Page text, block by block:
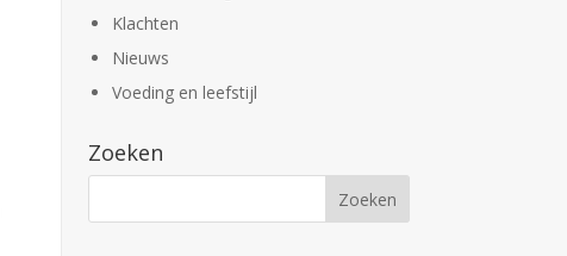
Klachten
Nieuws
Voeding en leefstijl
Zoeken